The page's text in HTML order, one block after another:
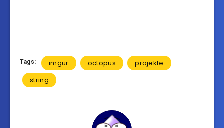
Tags: imgur octopus
projekte
string